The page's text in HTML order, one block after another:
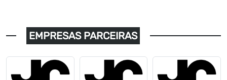
EMPRESAS PARCEIRAS